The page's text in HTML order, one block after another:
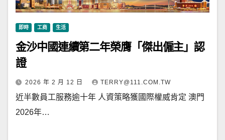
即時 工商 生活
金沙中國連續第二年榮膺「傑出僱主」認
證
2026 年 2 月 12 日 TERRY@111.COM.TW
近半數員工服務逾十年 人資策略獲國際權威肯定 澳門
2026年…